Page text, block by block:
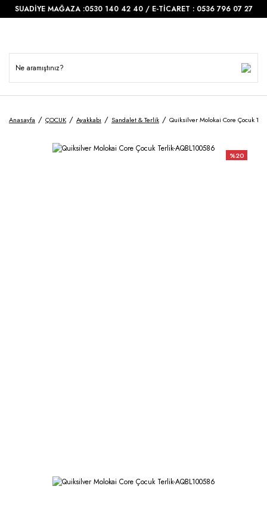
SUADİYE MAĞAZA :0530 140 42 40 / E-TİCARET : 0536 796 07 27
Anasayfa ÇOCUK Ayakkabı Sandalet & Terlik Quiksilver Molokai Core Çocuk
%20